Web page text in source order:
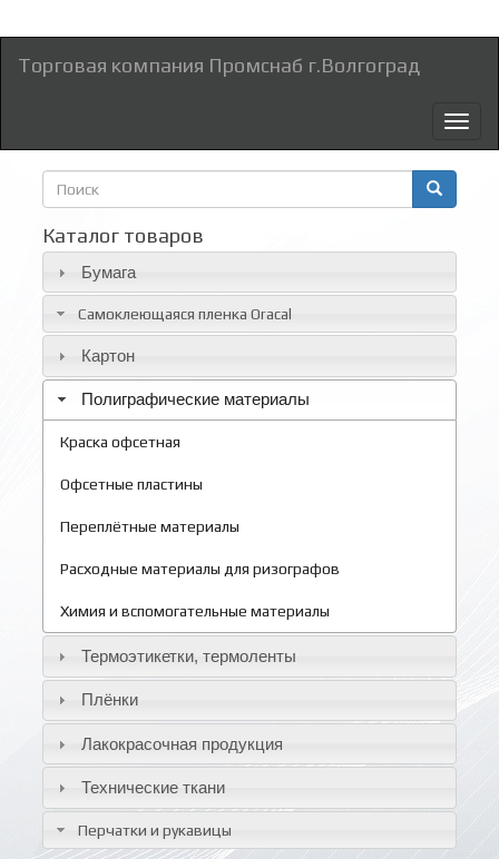
Торговая компания Промснаб г.Волгоград
Форма
поиска
Каталог товаров
Бумага
Самоклеющаяся пленка Oracal
Картон
Полиграфические материалы
Краска офсетная
Офсетные пластины
Переплётные материалы
Расходные материалы для ризографов
Химия и вспомогательные материалы
Термоэтикетки, термоленты
Плёнки
Лакокрасочная продукция
Технические ткани
Перчатки и рукавицы